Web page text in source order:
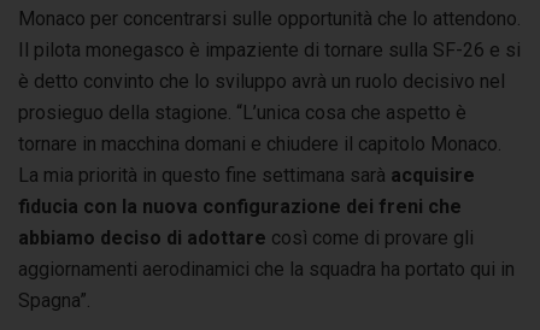
Monaco per concentrarsi sulle opportunità che lo attendono.
Il pilota monegasco è impaziente di tornare sulla SF-26 e si
è detto convinto che lo sviluppo avrà un ruolo decisivo nel
prosieguo della stagione. “L’unica cosa che aspetto è
tornare in macchina domani e chiudere il capitolo Monaco.
La mia priorità in questo fine settimana sarà acquisire
fiducia con la nuova configurazione dei freni che
abbiamo deciso di adottare così come di provare gli
aggiornamenti aerodinamici che la squadra ha portato qui in
Spagna”.